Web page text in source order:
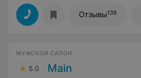
Отзывы139
МУЖСКОЙ САЛОН
5.0 Main